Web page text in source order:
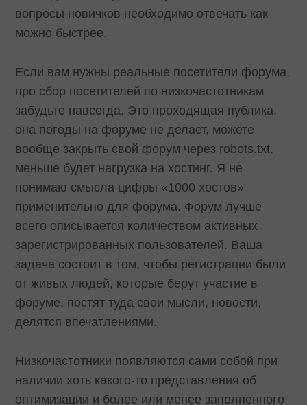
вопросы новичков необходимо отвечать как
можно быстрее.
Если вам нужны реальные посетители форума,
про сбор посетителей по низкочастотникам
забудьте навсегда. Это проходящая публика,
она погоды на форуме не делает, можете
вообще закрыть свой форум через robots.txt,
меньше будет нагрузка на хостинг. Я не
понимаю смысла цифры «1000 хостов»
применительно для форума. Форум лучше
всего описывается количеством активных
зарегистрированных пользователей. Ваша
задача состоит в том, чтобы регистрации были
от живых людей, которые берут участие в
форуме, постят туда свои мысли, новости,
делятся впечатлениями.
Низкочастотники появляются сами собой при
наличии хоть какого-то представления об
оптимизации и более или менее заполненного